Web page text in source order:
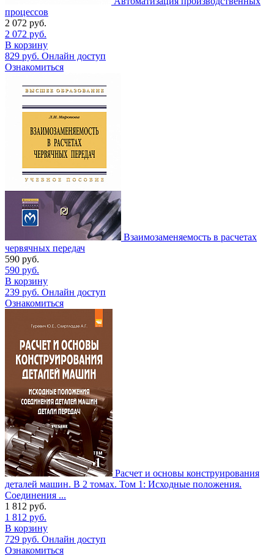
процессов
2 072 руб.
2 072 руб.
В корзину
829 руб. Онлайн доступ
Ознакомиться
Взаимозаменяемость в расчетах
червячных передач
590 руб.
590 руб.
В корзину
239 руб. Онлайн доступ
Ознакомиться
Расчет и основы конструирования
деталей машин. В 2 томах. Том 1: Исходные положения.
Соединения ...
1 812 руб.
1 812 руб.
В корзину
729 руб. Онлайн доступ
Ознакомиться